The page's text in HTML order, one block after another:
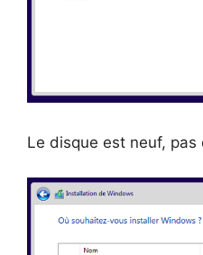
Le disque est neuf, pas